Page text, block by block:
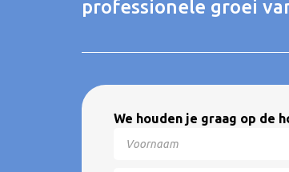
professionele groei
We houden je graag op de